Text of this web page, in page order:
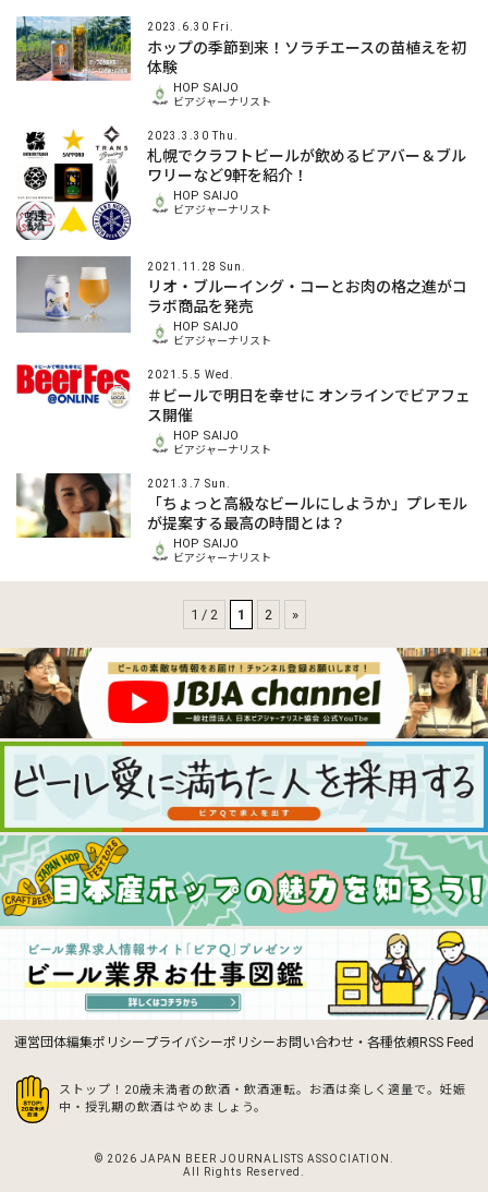
2023.6.30 Fri.
ホップの季節到来！ソラチエースの苗植えを初
体験
HOP SAIJO
ビアジャーナリスト
2023.3.30 Thu.
札幌でクラフトビールが飲めるビアバー＆ブル
ワリーなど9軒を紹介！
HOP SAIJO
ビアジャーナリスト
2021.11.28 Sun.
リオ・ブルーイング・コーとお肉の格之進がコ
ラボ商品を発売
HOP SAIJO
ビアジャーナリスト
2021.5.5 Wed.
＃ビールで明日を幸せに オンラインでビアフェ
ス開催
HOP SAIJO
ビアジャーナリスト
2021.3.7 Sun.
「ちょっと高級なビールにしようか」プレモル
が提案する最高の時間とは？
HOP SAIJO
ビアジャーナリスト
1 / 2 1 2 »
運営団体編集ポリシープライバシーポリシーお問い合わせ・各種依頼RSS Feed
ストップ！20歳未満者の飲酒・飲酒運転。お酒は楽しく適量で。 妊娠
中・授乳期の飲酒はやめましょう。
© 2026 JAPAN BEER JOURNALISTS ASSOCIATION.
All Rights Reserved.